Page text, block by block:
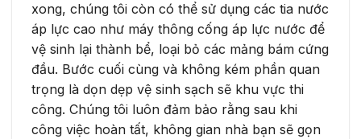
xong, chúng tôi còn có thể sử dụng các tia nước
áp lực cao như máy thông cống áp lực nước để
vệ sinh lại thành bể, loại bỏ các mảng bám cứng
đầu. Bước cuối cùng và không kém phần quan
trọng là dọn dẹp vệ sinh sạch sẽ khu vực thi
công. Chúng tôi luôn đảm bảo rằng sau khi
công việc hoàn tất, không gian nhà bạn sẽ gọn